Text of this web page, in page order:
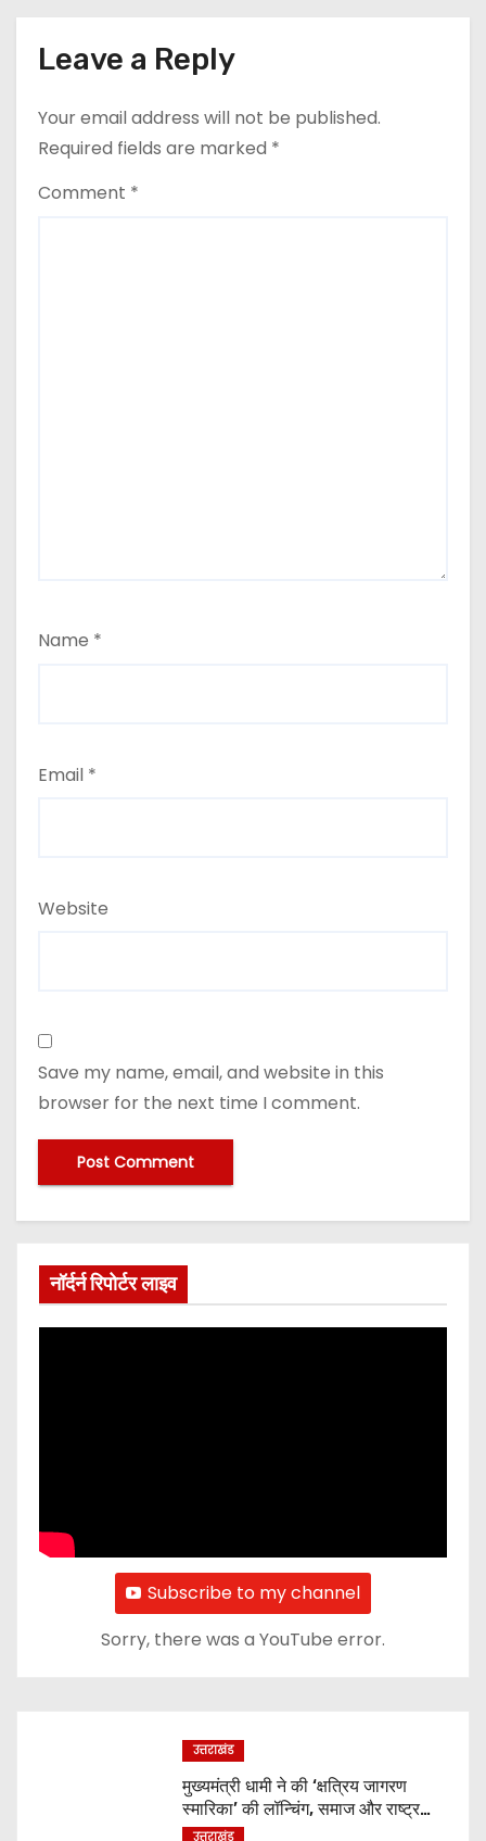
n
Leave a Reply
Your email address will not be published.
Required fields are marked *
Comment *
Name *
Email *
Website
Save my name, email, and website in this
browser for the next time I comment.
नॉर्दर्न रिपोर्टर लाइव
Subscribe to my channel
Sorry, there was a YouTube error.
उत्तराखंड
मुख्यमंत्री धामी ने की ‘क्षत्रिय जागरण
स्मारिका’ की लॉन्चिंग, समाज और राष्ट्र
निर्माण में युवाओं से मांगा सहयोग
उत्तराखंड